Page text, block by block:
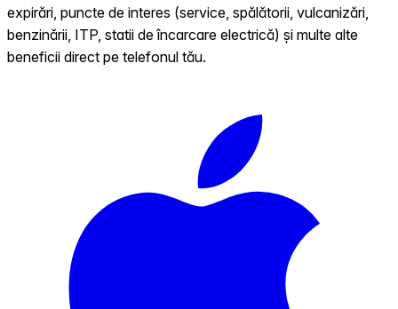
expirări, puncte de interes (service, spălătorii, vulcanizări,
benzinării, ITP, statii de încarcare electrică) și multe alte
beneficii direct pe telefonul tău.